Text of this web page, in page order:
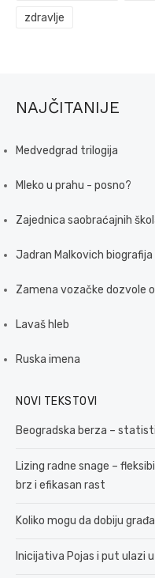
zdravlje
NAJČITANIJE
Medvedgrad trilogija
Mleko u prahu - posno?
Zajednica saobraćajnih
Jadran Malkovich biografija
Zamena vozačke dozvole
Lavaš hleb
Ruska imena
NOVI TEKSTOVI
Beogradska berza –
Lizing radne snage –
brz i efikasan rast
Koliko mogu da dobiju
Inicijativa Pojas i put ulazi